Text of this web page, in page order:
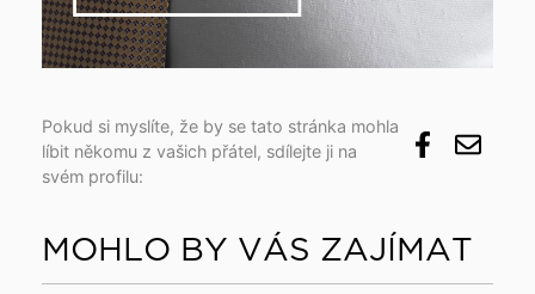
Pokud si myslíte, že by se tato stránka mohla
líbit někomu z vašich přátel, sdílejte ji na
svém profilu:
MOHLO BY VÁS ZAJÍMAT